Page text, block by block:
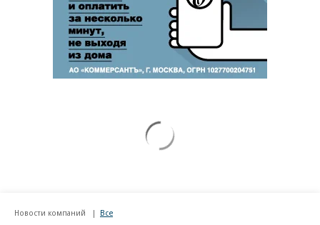
Новости компаний Все